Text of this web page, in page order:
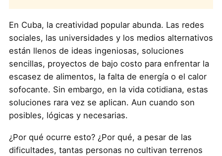
En Cuba, la creatividad popular abunda. Las redes
sociales, las universidades y los medios alternativos
están llenos de ideas ingeniosas, soluciones
sencillas, proyectos de bajo costo para enfrentar la
escasez de alimentos, la falta de energía o el calor
sofocante. Sin embargo, en la vida cotidiana, estas
soluciones rara vez se aplican. Aun cuando son
posibles, lógicas y necesarias.
¿Por qué ocurre esto? ¿Por qué, a pesar de las
dificultades, tantas personas no cultivan terrenos